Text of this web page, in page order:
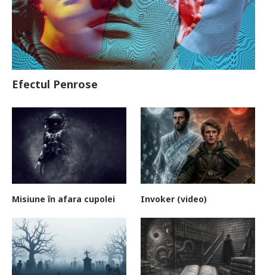
Efectul Penrose
Misiune în afara cupolei Invoker (video)